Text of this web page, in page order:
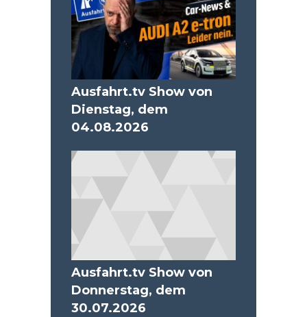
Ausfahrt.tv Show von
Dienstag, dem
04.08.2026
Ausfahrt.tv Show von
Donnerstag, dem
30.07.2026